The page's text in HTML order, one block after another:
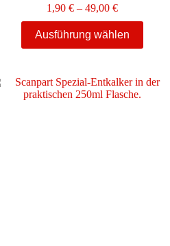
1,90 € – 49,00 €Preisspanne:
1,90 €
bis
Ausführung wählen
Produkt
weist
Varianten
auf.
Die